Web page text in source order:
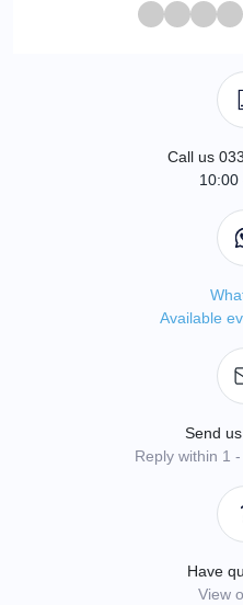
Call us
10:00
Available
Send
Reply within 1
Have
View